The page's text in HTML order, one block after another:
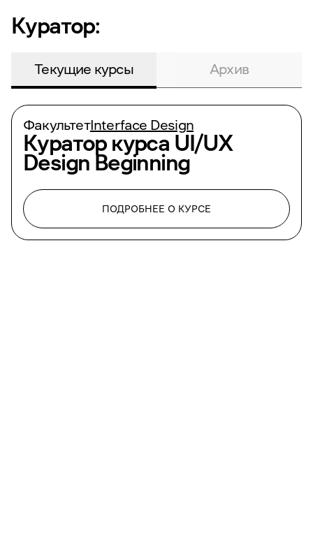
Куратор:
Текущие курсы Архив
ФакультетInterface Design
Куратор курса UI/UX
Design Beginning
ПОДРОБНЕЕ О КУРСЕ